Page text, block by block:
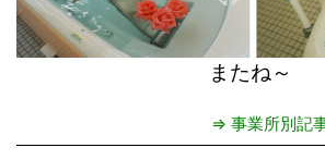
またね～
⇒ 事業所別記